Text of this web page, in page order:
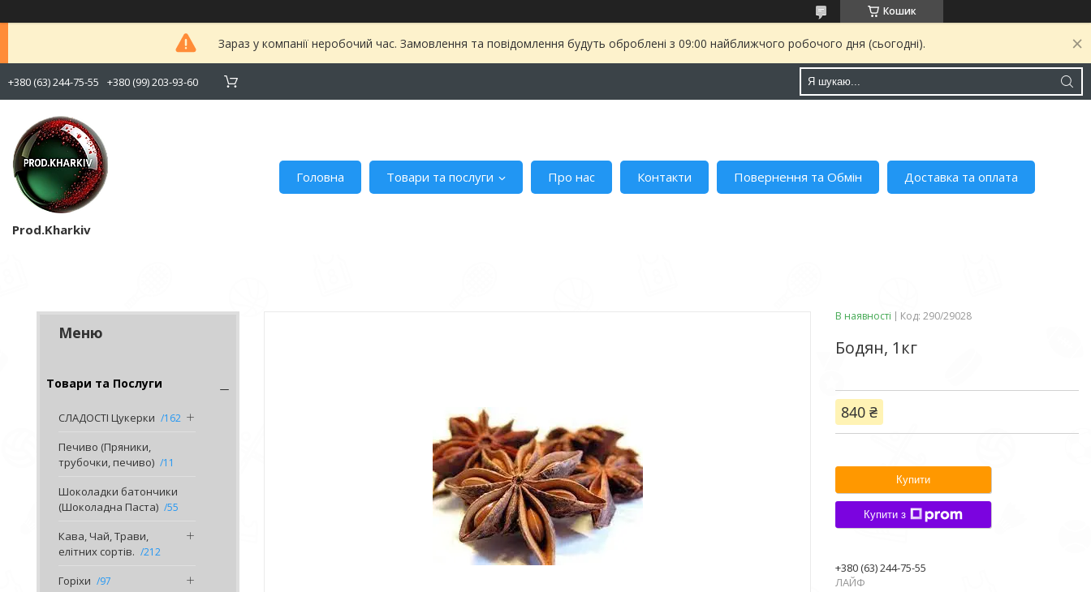
Кошик
Зараз у компанії неробочий час. Замовлення та повідомлення будуть оброблені з 09:00 найближчого робочого дня (сьогодні).
+380 (63) 244-75-55 +380 (99) 203-93-60
Prod.Kharkiv
Головна Товари та послуги Про нас Контакти Повернення та Обмін Доставка та оплата
Товари та Послуги
СЛАДОСТІ Цукерки 162
Печиво (Пряники,
трубочки, печиво)
11
Шоколадки батончики
(Шоколадна Паста)
55
Кава, Чай, Трави,
елітних сортів.
212
Горіхи 97
В наявності Код: 290/29028
Бодян, 1кг
840 ₴
Купити
Купити з
+380 (63) 244-75-55
ЛАЙФ